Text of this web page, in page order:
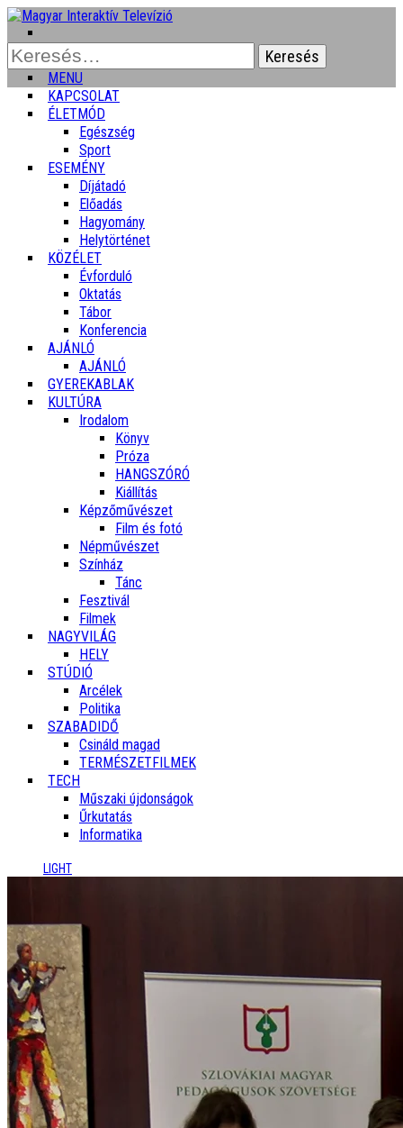
Keresés:
MENU
KAPCSOLAT
ÉLETMÓD
Egészség
Sport
ESEMÉNY
Díjátadó
Előadás
Hagyomány
Helytörténet
KÖZÉLET
Évforduló
Oktatás
Tábor
Konferencia
AJÁNLÓ
AJÁNLÓ
GYEREKABLAK
KULTÚRA
Irodalom
Könyv
Próza
HANGSZÓRÓ
Kiállítás
Képzőművészet
Film és fotó
Népművészet
Színház
Tánc
Fesztivál
Filmek
NAGYVILÁG
HELY
STÚDIÓ
Arcélek
Politika
SZABADIDŐ
Csináld magad
TERMÉSZETFILMEK
TECH
Műszaki újdonságok
Űrkutatás
Informatika
LIGHT